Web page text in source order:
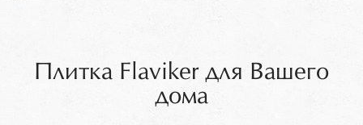
Плитка Flaviker для Вашего
дома